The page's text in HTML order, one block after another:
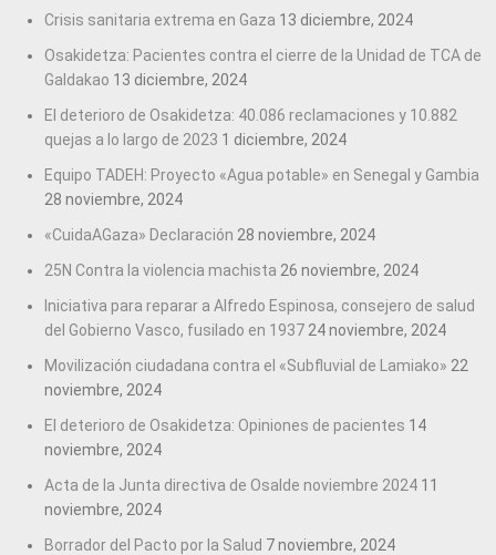
Crisis sanitaria extrema en Gaza 13 diciembre, 2024
Osakidetza: Pacientes contra el cierre de la Unidad de TCA de
Galdakao 13 diciembre, 2024
El deterioro de Osakidetza: 40.086 reclamaciones y 10.882
quejas a lo largo de 2023 1 diciembre, 2024
Equipo TADEH: Proyecto «Agua potable» en Senegal y Gambia
28 noviembre, 2024
«CuidaAGaza» Declaración 28 noviembre, 2024
25N Contra la violencia machista 26 noviembre, 2024
Iniciativa para reparar a Alfredo Espinosa, consejero de salud
del Gobierno Vasco, fusilado en 1937 24 noviembre, 2024
Movilización ciudadana contra el «Subfluvial de Lamiako» 22
noviembre, 2024
El deterioro de Osakidetza: Opiniones de pacientes 14
noviembre, 2024
Acta de la Junta directiva de Osalde noviembre 2024 11
noviembre, 2024
Borrador del Pacto por la Salud 7 noviembre, 2024